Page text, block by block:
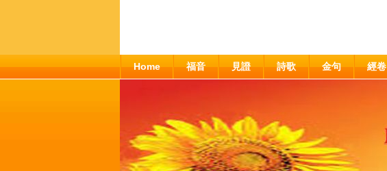
Home 福音 見證 詩歌 金句 經卷